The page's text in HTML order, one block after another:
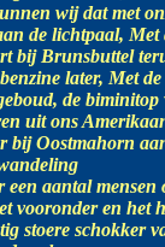
wij dat met
de lichtpaal,
bij Brunsbuttel
later, Met
de
uit ons
bij Oostmahorn
aantal
vooronder en het
stoere schokker